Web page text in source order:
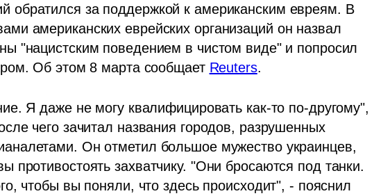
обратился за поддержкой к американским евреям. В
американских еврейских организаций он назвал
"нацистским поведением в чистом виде" и попросил
Об этом 8 марта сообщает Reuters.
Я даже не могу квалифицировать как-то по-другому",
чего зачитал названия городов, разрушенных
Он отметил большое мужество украинцев,
противостоять захватчику. "Они бросаются под танки.
чтобы вы поняли, что здесь происходит", - пояснил